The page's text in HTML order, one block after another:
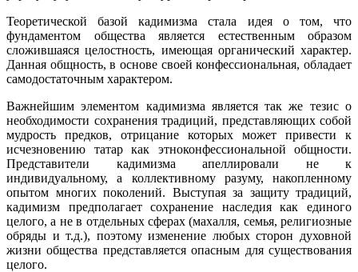
Теоретической базой кадимизма стала идея о том, что
фундаментом общества является естественным образом
сложившаяся целостность, имеющая органический характер.
Данная общность, в основе своей конфессиональная, обладает
самодостаточным характером.
Важнейшим элементом кадимизма является так же тезис о
необходимости сохранения традиций, представляющих собой
мудрость предков, отрицание которых может привести к
исчезновению татар как этноконфессиональной общности.
Представители кадимизма апеллировали не к
индивидуальному, а коллективному разуму, накопленному
опытом многих поколений. Выступая за защиту традиций,
кадимизм предполагает сохранение наследия как единого
целого, а не в отдельных сферах (махалля, семья, религиозные
обряды и т.д.), поэтому изменение любых сторон духовной
жизни общества представляется опасным для существования
целого.